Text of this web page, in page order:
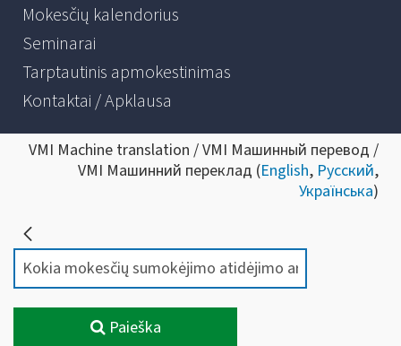
Mokesčių kalendorius
Seminarai
Tarptautinis apmokestinimas
Kontaktai / Apklausa
VMI Machine translation / VMI Машинный перевод /
VMI Машинний переклад (English, Русский,
Українська)
Paieška